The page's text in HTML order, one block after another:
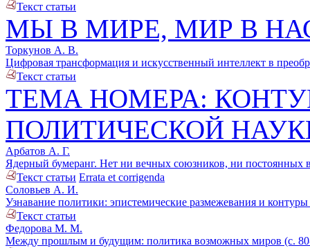
Текст статьи
МЫ В МИРЕ, МИР В
Торкунов А. В.
Цифровая трансформация и искусственный интеллект в
Текст статьи
ТЕМА НОМЕРА:
ПОЛИТИЧЕСКОЙ
Арбатов А. Г.
Ядерный бумеранг. Нет ни вечных союзников, ни постоянных
Текст статьи Errata et corrigenda
Соловьев А. И.
Узнавание политики: эпистемические размежевания и
Текст статьи
Федорова М. М.
Между прошлым и будущим: политика возможных миров (с.